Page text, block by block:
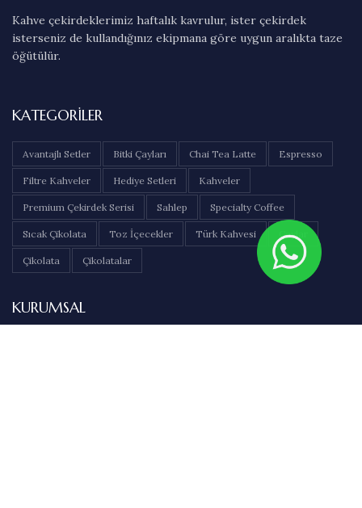
Kahve çekirdeklerimiz haftalık kavrulur, ister çekirdek
isterseniz de kullandığınız ekipmana göre uygun aralıkta taze
öğütülür.
KATEGORILER
Avantajlı Setler Bitki Çayları Chai Tea Latte Espresso
Filtre Kahveler Hediye Setleri Kahveler
Premium Çekirdek Serisi Sahlep Specialty Coffee
Sıcak Çikolata Toz İçecekler Türk Kahvesi Çaylar
Çikolata Çikolatalar
KURUMSAL